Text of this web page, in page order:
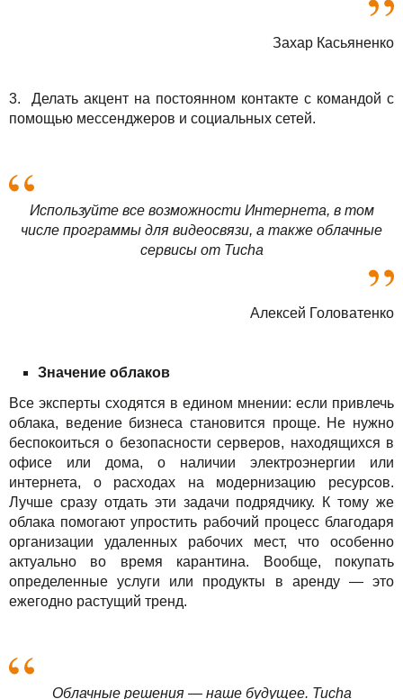
Захар Касьяненко
3. Делать акцент на постоянном контакте с командой с
помощью мессенджеров и социальных сетей.
Используйте все возможности Интернета, в том
числе программы для видеосвязи, а также облачные
сервисы от Tucha
Алексей Головатенко
Значение облаков
Все эксперты сходятся в едином мнении: если привлечь
облака, ведение бизнеса становится проще. Не нужно
беспокоиться о безопасности серверов, находящихся в
офисе или дома, о наличии электроэнергии или
интернета, о расходах на модернизацию ресурсов.
Лучше сразу отдать эти задачи подрядчику. К тому же
облака помогают упростить рабочий процесс благодаря
организации удаленных рабочих мест, что особенно
актуально во время карантина. Вообще, покупать
определенные услуги или продукты в аренду — это
ежегодно растущий тренд.
Облачные решения — наше будущее. Tucha